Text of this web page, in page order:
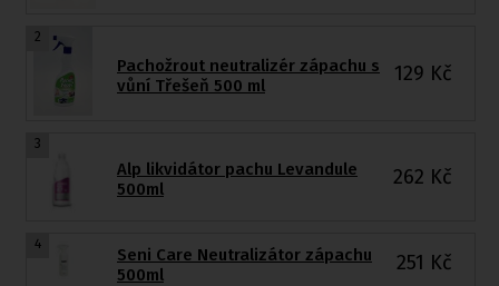
2
Pachožrout neutralizér zápachu s
vůní Třešeň 500 ml
129 Kč
3
Alp likvidátor pachu Levandule
500ml
262 Kč
4
Seni Care Neutralizátor zápachu
500ml
251 Kč